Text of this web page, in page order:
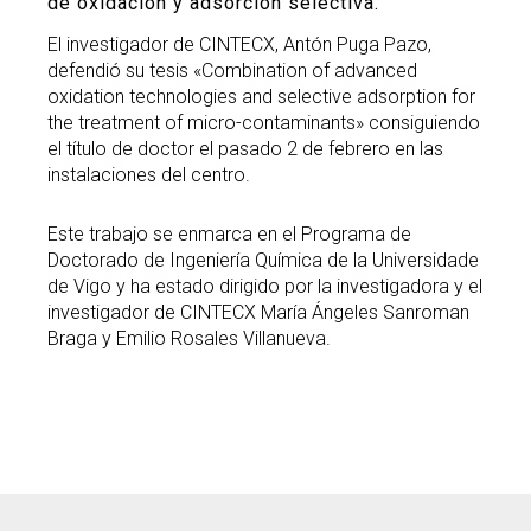
El investigador de CINTECX, Antón Puga Pazo,
defendió su tesis «Combination of advanced
oxidation technologies and selective adsorption for
the treatment of micro-contaminants» consiguiendo
el título de doctor el pasado 2 de febrero en las
instalaciones del centro.
Este trabajo se enmarca en el Programa de
Doctorado de Ingeniería Química de la Universidade
de Vigo y ha estado dirigido por la investigadora y el
investigador de CINTECX María Ángeles Sanroman
Braga y Emilio Rosales Villanueva.